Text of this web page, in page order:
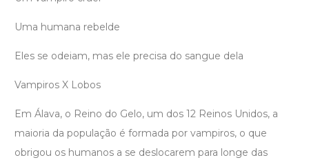
Uma humana rebelde
Eles se odeiam, mas ele precisa do sangue dela
Vampiros X Lobos
Em Álava, o Reino do Gelo, um dos 12 Reinos Unidos, a
maioria da população é formada por vampiros, o que
obrigou os humanos a se deslocarem para longe das